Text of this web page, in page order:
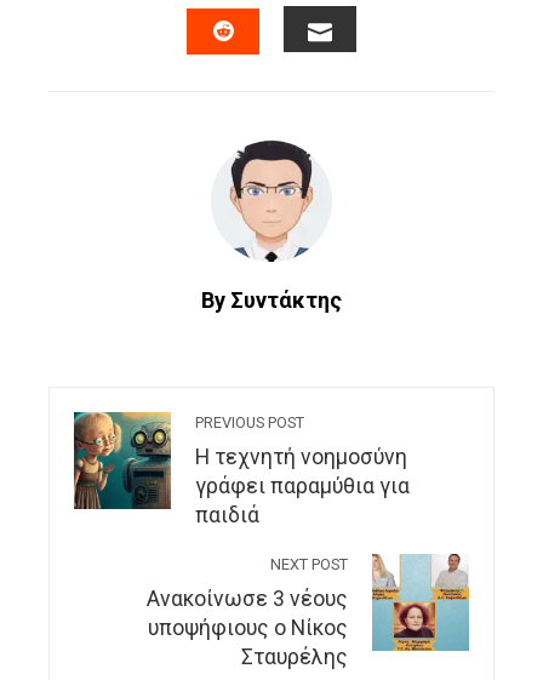
By Συντάκτης
PREVIOUS POST
Η τεχνητή νοημοσύνη
γράφει παραμύθια για
παιδιά
NEXT POST
Aνακοίνωσε 3 νέους
υποψήφιους ο Νίκος
Σταυρέλης